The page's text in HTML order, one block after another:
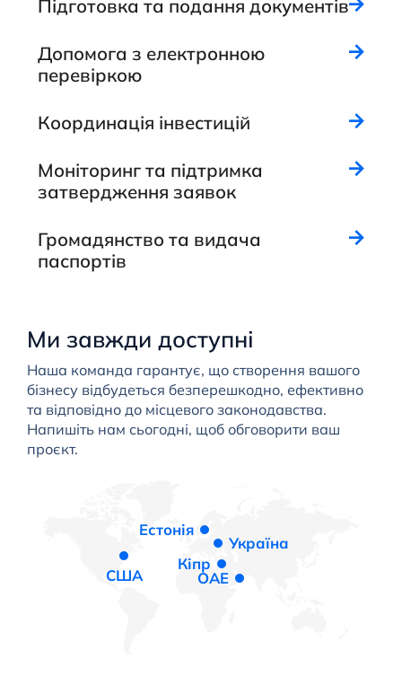
Підготовка та подання документів
Допомога з електронною
перевіркою
Координація інвестицій
Моніторинг та підтримка
затвердження заявок
Громадянство та видача
паспортів
Ми завжди доступні
Наша команда гарантує, що створення вашого
бізнесу відбудеться безперешкодно, ефективно
та відповідно до місцевого законодавства.
Напишіть нам сьогодні, щоб обговорити ваш
проєкт.
Естонія
Україна
Кіпр
ОАЕ
США